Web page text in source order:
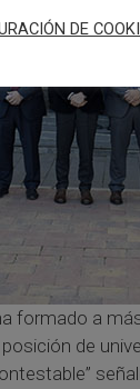
formado a
de
DE